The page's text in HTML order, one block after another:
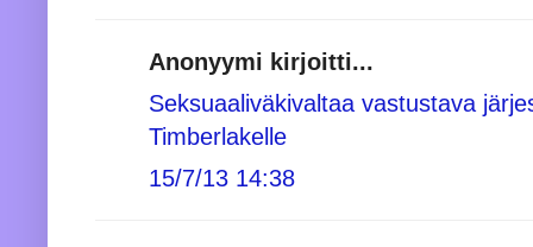
Anonyymi kirjoitti...
Seksuaaliväkivaltaa vastustava
Timberlakelle
15/7/13 14:38